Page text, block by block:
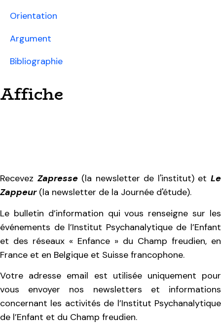
Orientation
Argument
Bibliographie
Affiche
Recevez Zapresse(la newsletter de l'institut) etLe
Zappeur(la newsletter de la Journée d'étude).
Le bulletin d’information qui vous renseigne sur les
événements de l’Institut Psychanalytique de l’Enfant
et des réseaux « Enfance » du Champ freudien, en
France et en Belgique et Suisse francophone.
Votre adresse email est utilisée uniquement pour
vous envoyer nos newsletters et informations
concernant les activités de l’Institut Psychanalytique
de l’Enfant et du Champ freudien.